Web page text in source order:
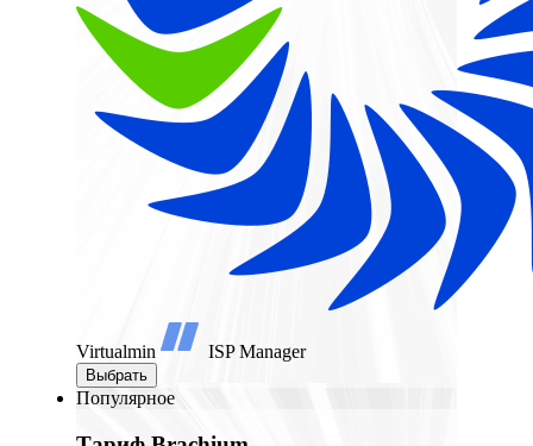
Virtualmin ISP Manager
Выбрать
Популярное